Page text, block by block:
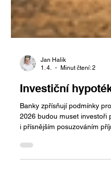
1. 4.
Minut čtení: 2
Investiční
Banky zpřísňují podmínky
2026 budou muset investoři
i přísnějším posuzováním